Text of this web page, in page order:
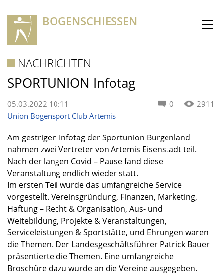
BOGENSCHIESSEN
NACHRICHTEN
SPORTUNION Infotag
0 2911
05.03.2022 10:11
Union Bogensport Club Artemis
Am gestrigen Infotag der Sportunion Burgenland
nahmen zwei Vertreter von Artemis Eisenstadt teil.
Nach der langen Covid – Pause fand diese
Veranstaltung endlich wieder statt.
Im ersten Teil wurde das umfangreiche Service
vorgestellt. Vereinsgründung, Finanzen, Marketing,
Haftung – Recht & Organisation, Aus- und
Weitebildung, Projekte & Veranstaltungen,
Serviceleistungen & Sportstätte, und Ehrungen waren
die Themen. Der Landesgeschäftsführer Patrick Bauer
präsentierte die Themen. Eine umfangreiche
Broschüre dazu wurde an die Vereine ausgegeben.